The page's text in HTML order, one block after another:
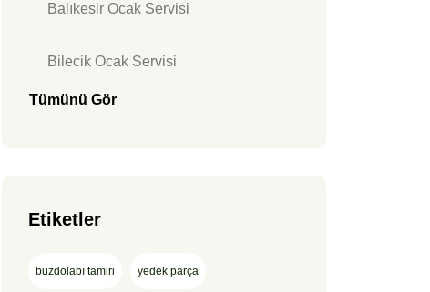
Balıkesir Ocak Servisi
Bilecik Ocak Servisi
Tümünü Gör
Etiketler
buzdolabı tamiri yedek parça